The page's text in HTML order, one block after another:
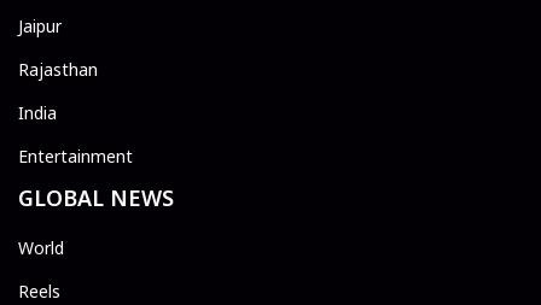
Jaipur
Rajasthan
India
Entertainment
GLOBAL NEWS
World
Reels